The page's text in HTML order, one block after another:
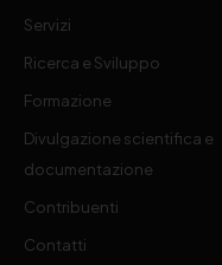
Servizi
Ricerca e Sviluppo
Formazione
Divulgazione scientifica e
documentazione
Contribuenti
Contatti